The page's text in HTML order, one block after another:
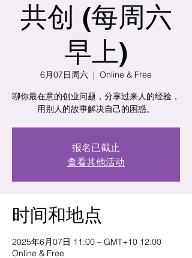
共创 (每周六
早上)
6月07日周六
  |
Online & Free
聊你最在意的创业问题，分享过来人的经验，
用别人的故事解决自己的困惑。
报名已截止
查看其他活动
时间和地点
2025年6月07日 11:00 – GMT+10 12:00
Online & Free